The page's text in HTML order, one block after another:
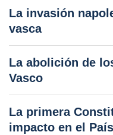
La invasión
vasca
La abolición de
Vasco
La primera
impacto en el